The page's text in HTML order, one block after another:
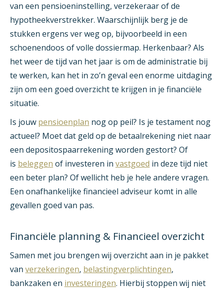
van een pensioeninstelling, verzekeraar of de
hypotheekverstrekker. Waarschijnlijk berg je de
stukken ergens ver weg op, bijvoorbeeld in een
schoenendoos of volle dossiermap. Herkenbaar? Als
het weer de tijd van het jaar is om de administratie bij
te werken, kan het in zo’n geval een enorme uitdaging
zijn om een goed overzicht te krijgen in je financiële
situatie.
Is jouw pensioenplan nog op peil? Is je testament nog
actueel? Moet dat geld op de betaalrekening niet naar
een depositospaarrekening worden gestort? Of
is beleggen of investeren in vastgoed in deze tijd niet
een beter plan? Of wellicht heb je hele andere vragen.
Een onafhankelijke financieel adviseur komt in alle
gevallen goed van pas.
Financiële planning & Financieel overzicht
Samen met jou brengen wij overzicht aan in je pakket
van verzekeringen, belastingverplichtingen,
bankzaken en investeringen. Hierbij stoppen wij niet